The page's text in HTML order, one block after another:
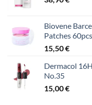
Biovene
Patches 60pcs
15,50€
Dermacol
No.35
15,00€